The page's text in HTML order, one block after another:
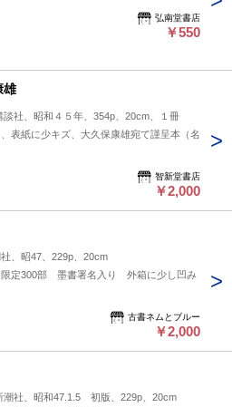
弘南堂書店
￥550
雄
談社、昭和４５年、354p、20cm、１冊
表紙に少キズ、大久保康雄宛て謹呈本（名
智新堂書店
￥2,000
、昭47、229p、20cm
定300部 墨書署名入り 外箱に少し凹み
古書ネムとブルー
￥2,000
潮社、昭和47.1.5 初版、229p、20cm